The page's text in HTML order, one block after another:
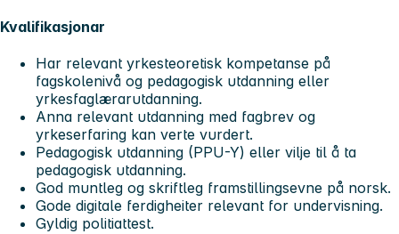
Kvalifikasjonar
Har relevant yrkesteoretisk kompetanse på
fagskolenivå og pedagogisk utdanning eller
yrkesfaglærarutdanning.
Anna relevant utdanning med fagbrev og
yrkeserfaring kan verte vurdert.
Pedagogisk utdanning (PPU-Y) eller vilje til å ta
pedagogisk utdanning.
God muntleg og skriftleg framstillingsevne på norsk.
Gode digitale ferdigheiter relevant for undervisning.
Gyldig politiattest.